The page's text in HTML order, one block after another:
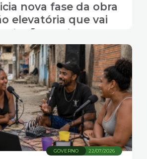
nova fase da obra
elevatória que vai
contra
na Zona
22/07/2026
GOVERNO